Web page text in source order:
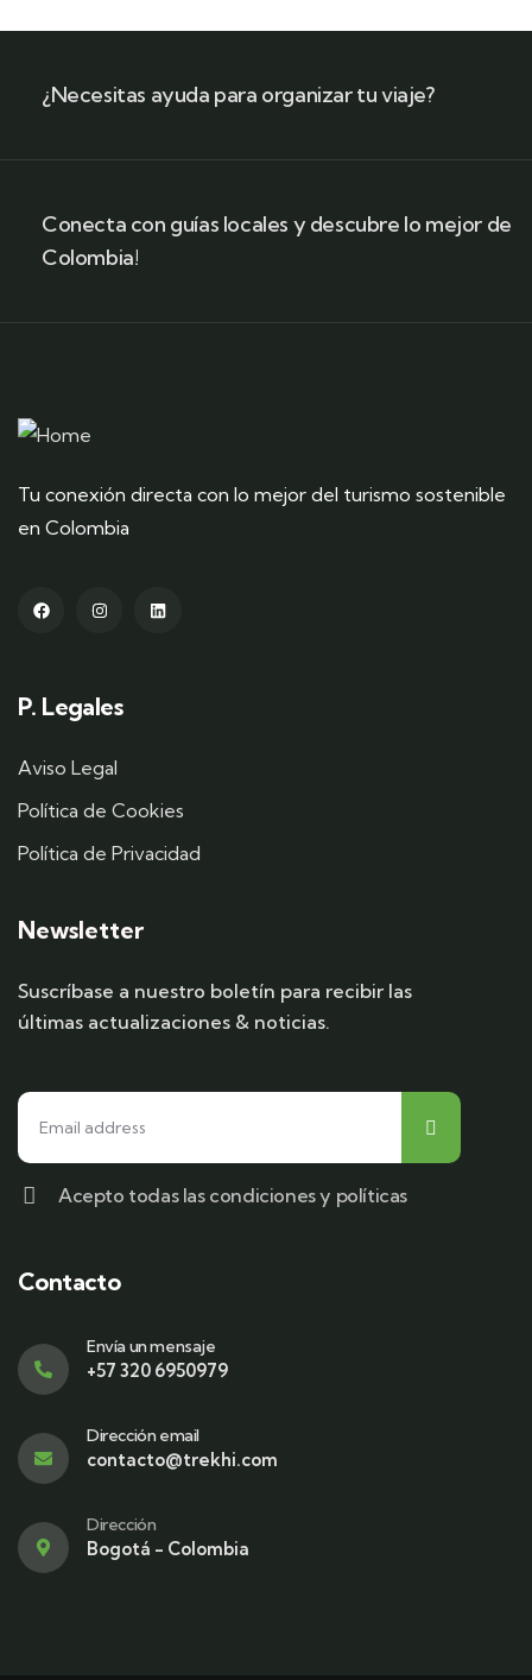
¿Necesitas ayuda para organizar tu viaje?
Conecta con guías locales y descubre lo mejor de
Colombia!
Tu conexión directa con lo mejor del turismo sostenible
en Colombia
P. Legales
Aviso Legal
Política de Cookies
Política de Privacidad
Newsletter
Suscríbase a nuestro boletín para recibir las
últimas actualizaciones & noticias.
Acepto todas las condiciones y políticas
Contacto
Envía un mensaje
+57 320 6950979
Dirección email
contacto@trekhi.com
Dirección
Bogotá - Colombia